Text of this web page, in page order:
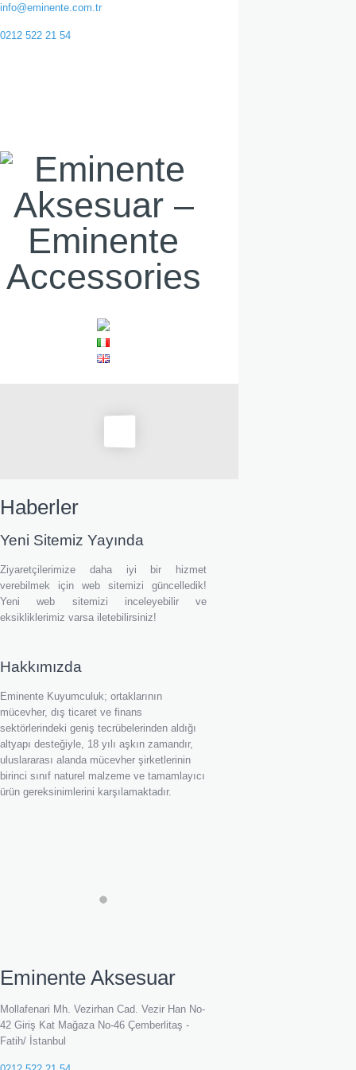
info@eminente.com.tr
0212 522 21 54
Haberler
Yeni Sitemiz Yayında
Ziyaretçilerimize daha iyi bir hizmet
verebilmek için web sitemizi güncelledik!
Yeni web sitemizi inceleyebilir ve
eksikliklerimiz varsa iletebilirsiniz!
Hakkımızda
Eminente Kuyumculuk; ortaklarının
mücevher, dış ticaret ve finans
sektörlerindeki geniş tecrübelerinden aldığı
altyapı desteğiyle, 18 yılı aşkın zamandır,
uluslararası alanda mücevher şirketlerinin
birinci sınıf naturel malzeme ve tamamlayıcı
ürün gereksinimlerini karşılamaktadır.
Eminente Aksesuar
Mollafenari Mh. Vezirhan Cad. Vezir Han No-
42 Giriş Kat Mağaza No-46 Çemberlitaş -
Fatih/ İstanbul